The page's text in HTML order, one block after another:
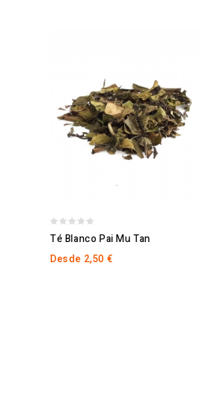
of
Té Blanco Pai Mu Tan
Desde 2,50 €